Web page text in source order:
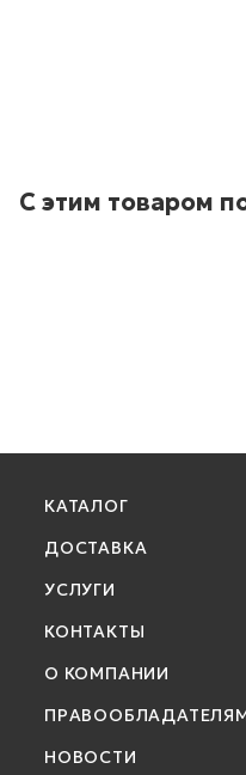
С этим товаром
КАТАЛОГ
ДОСТАВКА
УСЛУГИ
КОНТАКТЫ
О КОМПАНИИ
НОВОСТИ